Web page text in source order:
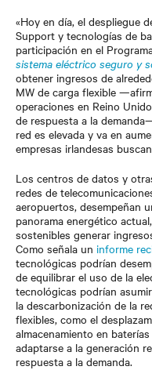
«Hoy en día, el despliegue
Support y tecnologías de
participación en el
sistema eléctrico seguro y
obtener ingresos de
MW de carga flexible
operaciones en Reino
de respuesta a la
red es elevada y va en
empresas irlandesas
Los centros de datos y
redes de
aeropuertos, desempeñan
panorama energético
sostenibles generar
Como señala un informe
tecnológicas podrían
de equilibrar el uso de la
tecnológicas podrían
la descarbonización de la
flexibles, como el
almacenamiento en
adaptarse a la generación
respuesta a la demanda.